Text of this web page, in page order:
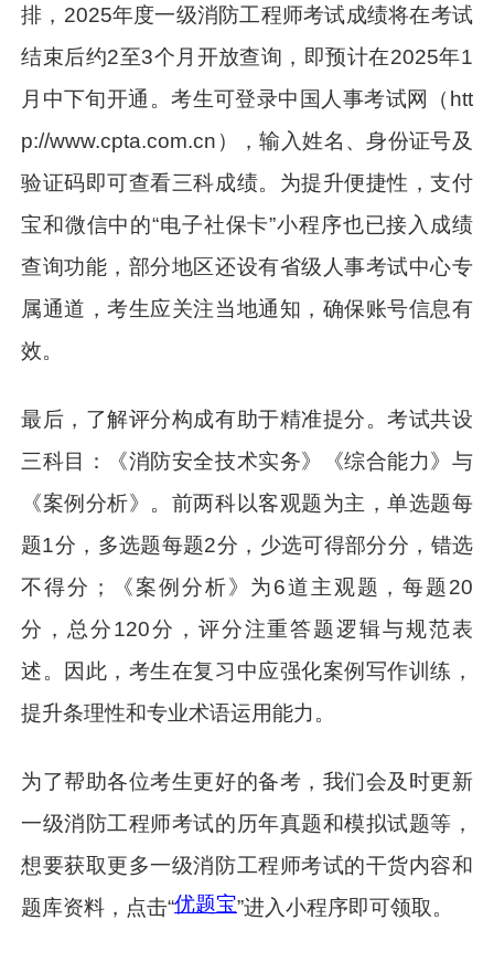
排，2025年度一级消防工程师考试成绩将在考试
结束后约2至3个月开放查询，即预计在2025年1
月中下旬开通。考生可登录中国人事考试网（htt
p://www.cpta.com.cn），输入姓名、身份证号及
验证码即可查看三科成绩。为提升便捷性，支付
宝和微信中的“电子社保卡”小程序也已接入成绩
查询功能，部分地区还设有省级人事考试中心专
属通道，考生应关注当地通知，确保账号信息有
效。
最后，了解评分构成有助于精准提分。考试共设
三科目：《消防安全技术实务》《综合能力》与
《案例分析》。前两科以客观题为主，单选题每
题1分，多选题每题2分，少选可得部分分，错选
不得分；《案例分析》为6道主观题，每题20
分，总分120分，评分注重答题逻辑与规范表
述。因此，考生在复习中应强化案例写作训练，
提升条理性和专业术语运用能力。
为了帮助各位考生更好的备考，我们会及时更新
一级消防工程师考试的历年真题和模拟试题等，
想要获取更多一级消防工程师考试的干货内容和
题库资料，点击“优题宝”进入小程序即可领取。